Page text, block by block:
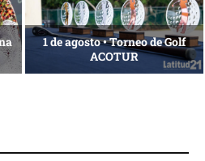
La esencia del servicio